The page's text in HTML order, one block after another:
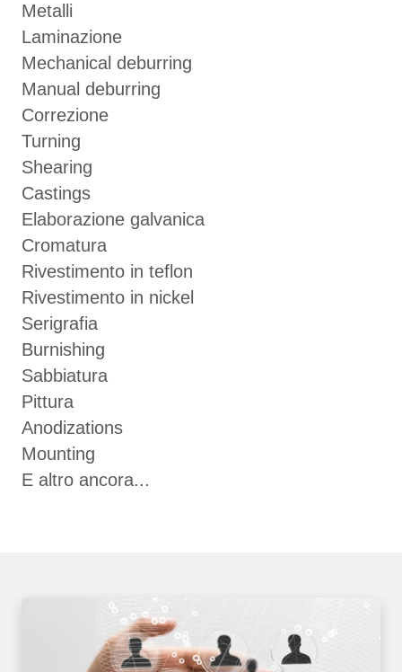
Metalli
Laminazione
Mechanical deburring
Manual deburring
Correzione
Turning
Shearing
Castings
Elaborazione galvanica
Cromatura
Rivestimento in teflon
Rivestimento in nickel
Serigrafia
Burnishing
Sabbiatura
Pittura
Anodizations
Mounting
E altro ancora...